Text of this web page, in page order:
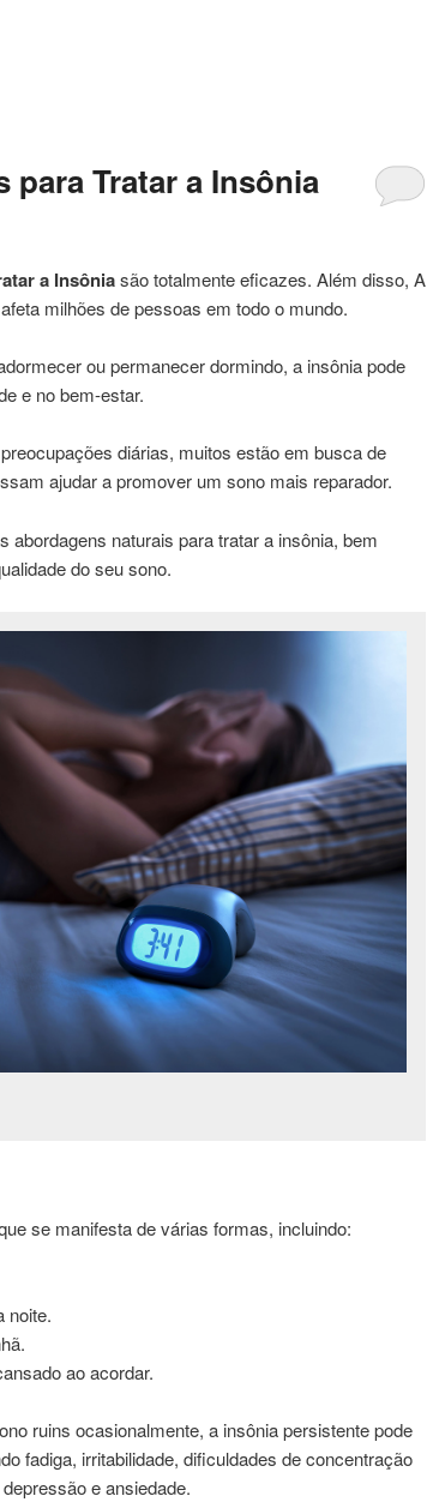
para Tratar a Insônia
a Insôniasão totalmente eficazes. Além disso, A
milhões de pessoas em todo o mundo.
ou permanecer dormindo, a insônia pode
e no bem-estar.
diárias, muitos estão em busca de
ajudar a promover um sono mais reparador.
abordagens naturais para tratar a insônia, bem
do seu sono.
se manifesta de várias formas, incluindo:
noite.
ao acordar.
ruins ocasionalmente, a insônia persistente pode
fadiga, irritabilidade, dificuldades de concentração
e ansiedade.